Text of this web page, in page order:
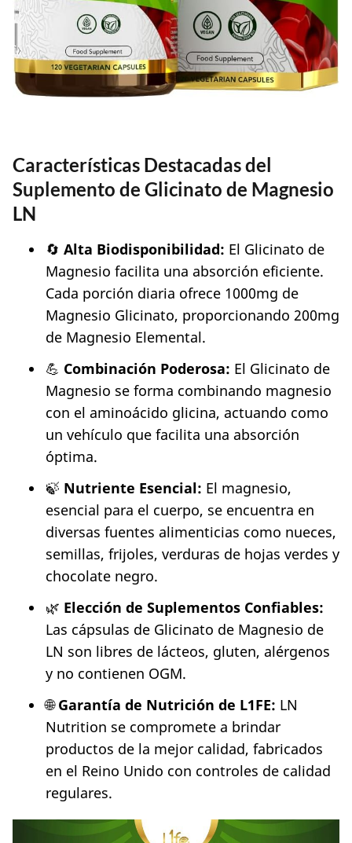
Características Destacadas del
Suplemento de Glicinato de Magnesio
LN
🔄 Alta Biodisponibilidad: El Glicinato de
Magnesio facilita una absorción eficiente.
Cada porción diaria ofrece 1000mg de
Magnesio Glicinato, proporcionando 200mg
de Magnesio Elemental.
💪 Combinación Poderosa: El Glicinato de
Magnesio se forma combinando magnesio
con el aminoácido glicina, actuando como
un vehículo que facilita una absorción
óptima.
🍃 Nutriente Esencial: El magnesio,
esencial para el cuerpo, se encuentra en
diversas fuentes alimenticias como nueces,
semillas, frijoles, verduras de hojas verdes y
chocolate negro.
🌿 Elección de Suplementos Confiables:
Las cápsulas de Glicinato de Magnesio de
LN son libres de lácteos, gluten, alérgenos
y no contienen OGM.
🌐Garantía de Nutrición de L1FE: LN
Nutrition se compromete a brindar
productos de la mejor calidad, fabricados
en el Reino Unido con controles de calidad
regulares.